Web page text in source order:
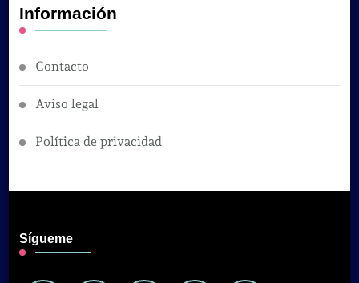
Información
Contacto
Aviso legal
Política de privacidad
Sígueme